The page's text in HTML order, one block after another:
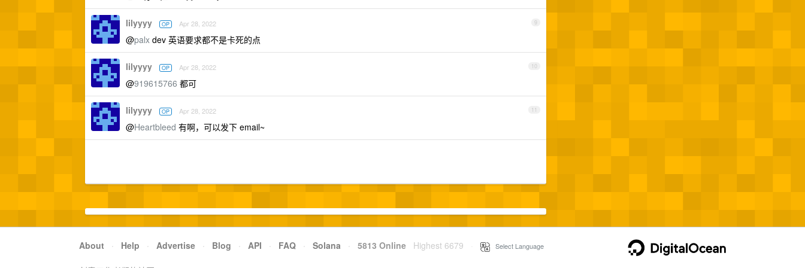
9
lilyyyy OP Apr 28, 2022
@palx dev 英语要求都不是卡死的点
10
lilyyyy OP Apr 28, 2022
@919615766 都可
11
lilyyyy OP Apr 28, 2022
@Heartbleed 有啊，可以发下 email~
About · Help · Advertise · Blog · API · FAQ · Solana · 5813 Online Highest 6679 Select Language